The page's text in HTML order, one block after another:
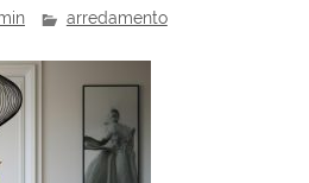
arredamento